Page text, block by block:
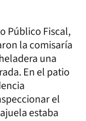
Público Fiscal,
la comisaría
una
En el patio
el
estaba